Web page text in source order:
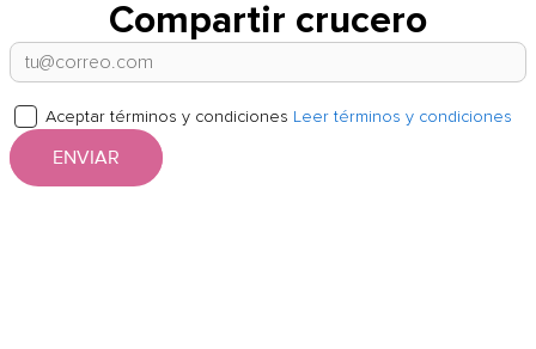
Compartir crucero
Aceptar términos y condiciones Leer términos y condiciones
ENVIAR